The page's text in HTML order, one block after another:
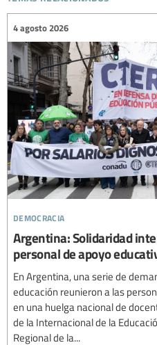
democracia
4 agosto 2026
Argentina: Solidaridad
personal de apoyo
En Argentina, una serie de
educación reunieron a las
en una huelga nacional de
de la Internacional de la
Regional de la...